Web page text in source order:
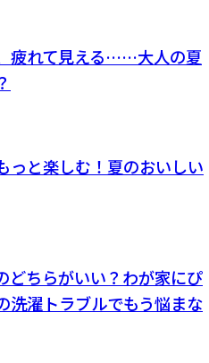
疲れて見える……大人の夏
っと楽しむ！夏のおいしい
どちらがいい？わが家にぴ
洗濯トラブルでもう悩まな